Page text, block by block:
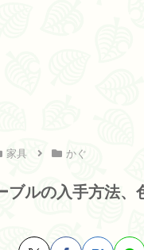
家具 かぐ
ブルの入手方法、